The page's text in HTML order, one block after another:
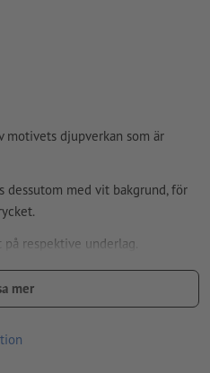
motivets djupverkan som är
dessutom med vit bakgrund, för
respektive underlag.
noggrann beräkning
med UV-färger
mer